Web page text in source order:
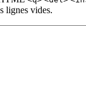
lignes vides.